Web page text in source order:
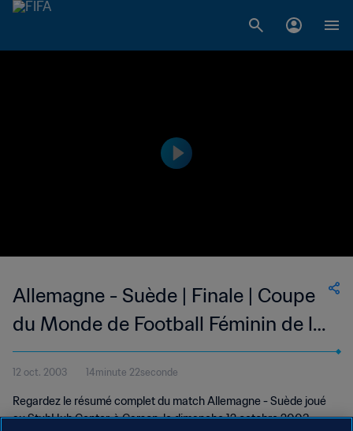
Allemagne - Suède | Finale | Coupe
du Monde de Football Féminin de la
FIFA, Etats-Unis 2003™ | Résumé
vidéo complet
12 oct. 2003 14minute 22seconde
Regardez le résumé complet du match Allemagne - Suède joué
au StubHub Center, à Carson, le dimanche 12 octobre 2003.